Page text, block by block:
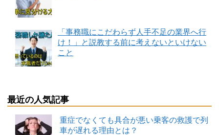
「事務職にこだわらず人手不足の業界へ行
け！」と説教する前に考えないといけない
こと
最近の人気記事
重症でなくても具合が悪い乗客の救護で列
車が遅れる理由とは？